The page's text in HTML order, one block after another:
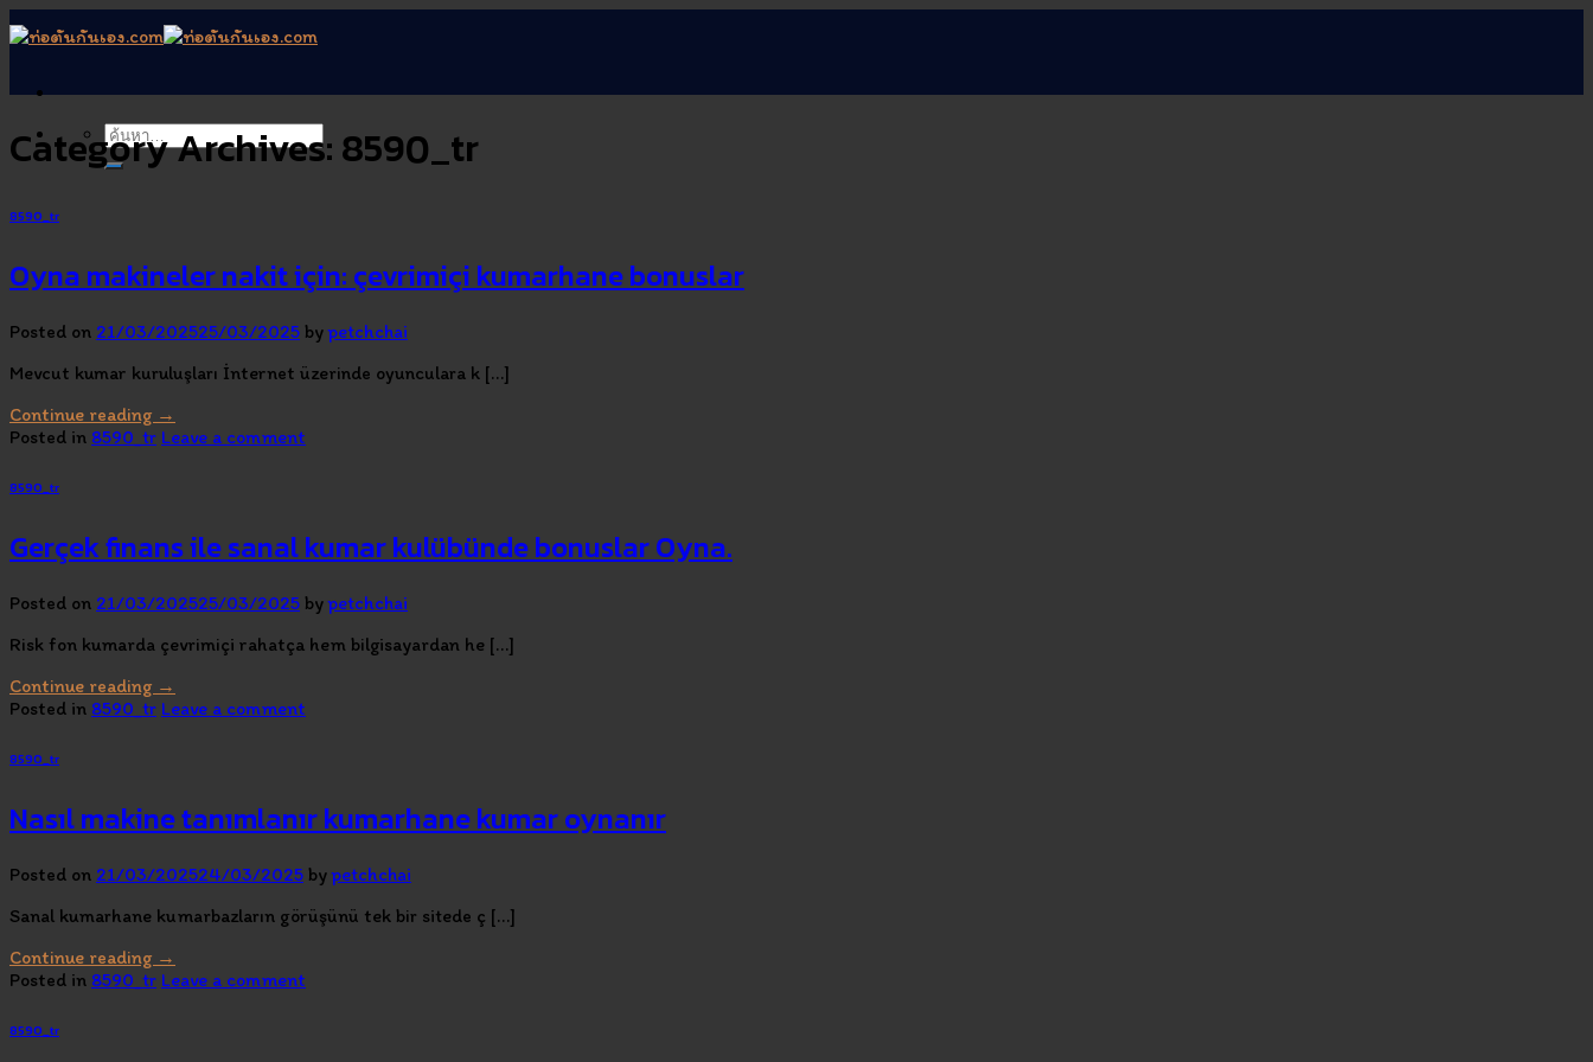
Skip
to
Category Archives:8590_tr
8590_tr
Oyna makineler nakit için: çevrimiçi kumarhane bonuslar
Posted on 21/03/202525/03/2025 bypetchchai
Mevcut kumar kuruluşları İnternet üzerinde oyunculara k […]
Continue reading →
Posted in 8590_tr Leave a comment
8590_tr
Gerçek finans ile sanal kumar kulübünde bonuslar Oyna.
Posted on 21/03/202525/03/2025 bypetchchai
Risk fon kumarda çevrimiçi rahatça hem bilgisayardan he […]
Continue reading →
Posted in 8590_tr Leave a comment
8590_tr
Nasıl makine tanımlanır kumarhane kumar oynanır
Posted on 21/03/202524/03/2025 bypetchchai
Sanal kumarhane kumarbazların görüşünü tek bir sitede ç […]
Continue reading →
Posted in 8590_tr Leave a comment
8590_tr